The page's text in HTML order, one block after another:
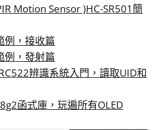
Motion Sensor )HC-SR501簡
例，接收篇
例，發射篇
辨識系統入門，讀取UID和
函式庫，玩遍所有OLED